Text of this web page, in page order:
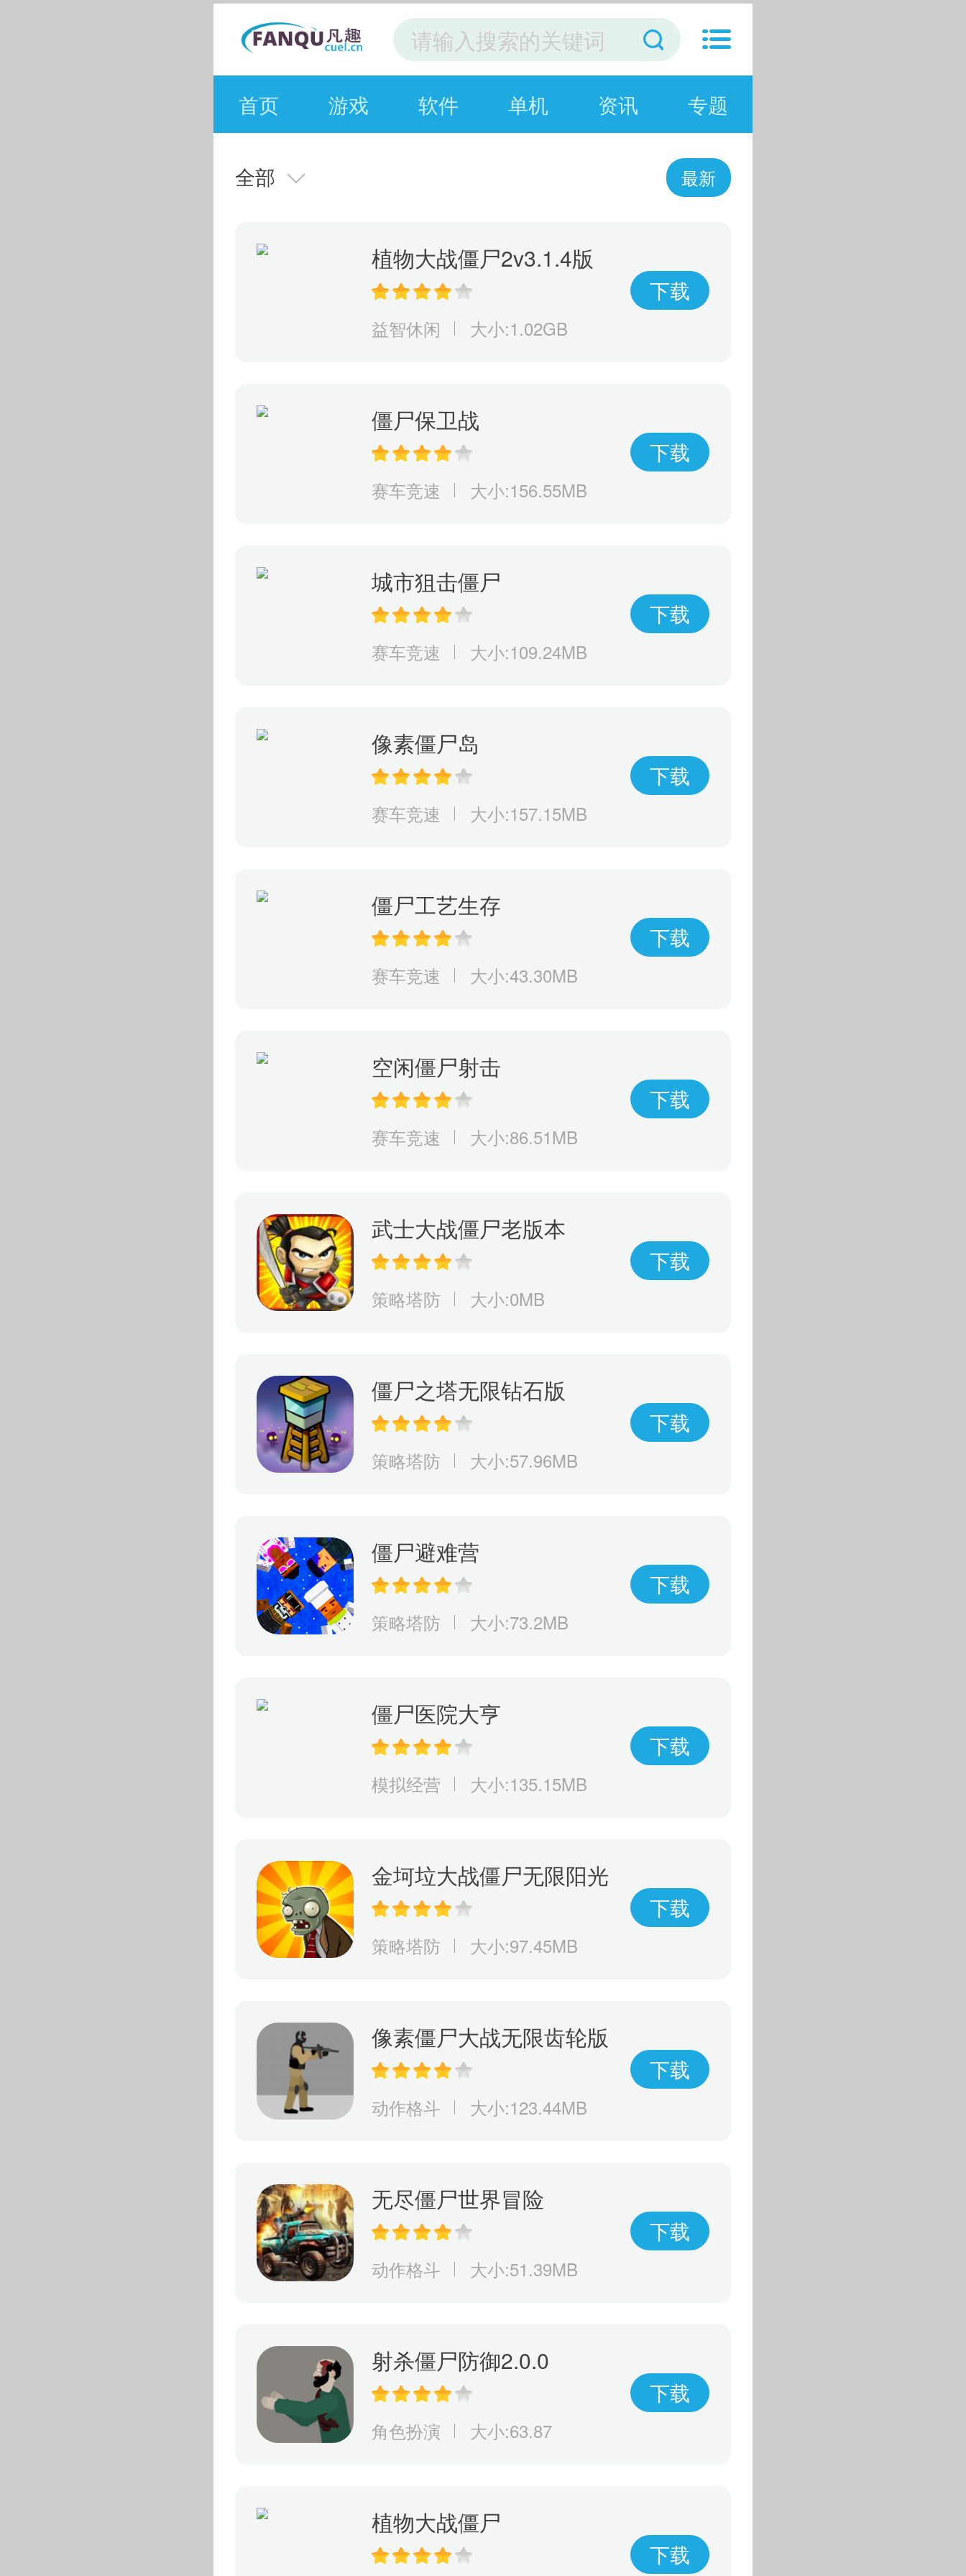
首页 游戏 软件 单机 资讯 专题
全部 最新
植物大战僵尸2v3.1.4版
本
益智休闲 大小:1.02GB
下载
僵尸保卫战
赛车竞速 大小:156.55MB
下载
城市狙击僵尸
赛车竞速 大小:109.24MB
下载
像素僵尸岛
赛车竞速 大小:157.15MB
下载
僵尸工艺生存
赛车竞速 大小:43.30MB
下载
空闲僵尸射击
赛车竞速 大小:86.51MB
下载
武士大战僵尸老版本
策略塔防 大小:0MB
下载
僵尸之塔无限钻石版
策略塔防 大小:57.96MB
下载
僵尸避难营
策略塔防 大小:73.2MB
下载
僵尸医院大亨
模拟经营 大小:135.15MB
下载
金坷垃大战僵尸无限阳光
策略塔防 大小:97.45MB
下载
像素僵尸大战无限齿轮版
动作格斗 大小:123.44MB
下载
无尽僵尸世界冒险
动作格斗 大小:51.39MB
下载
射杀僵尸防御2.0.0
角色扮演 大小:63.87
下载
植物大战僵尸
下载